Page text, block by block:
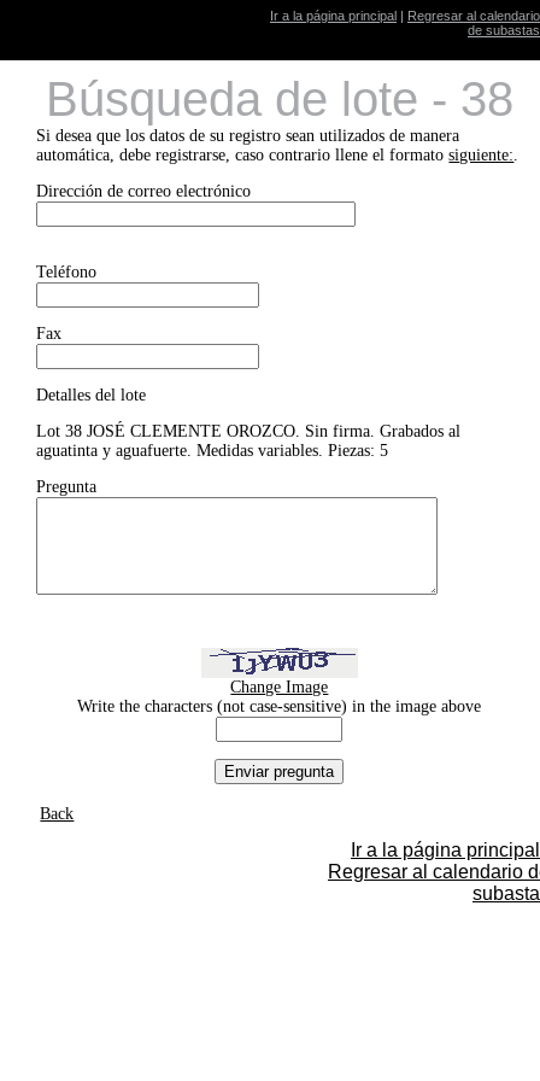
Ir a la página principal | Regresar al calendario
de subastas
Búsqueda de lote - 38
Si desea que los datos de su registro sean utilizados de manera
automática, debe registrarse, caso contrario llene el formatosiguiente:.
Dirección de correo electrónico
Teléfono
Fax
Detalles del lote
Lot 38 JOSÉ CLEMENTE OROZCO. Sin firma. Grabados al
aguatinta y aguafuerte. Medidas variables. Piezas: 5
Pregunta
Change Image
Write the characters (not case-sensitive) in the image above
Back
Ir a la página principal
Regresar al calendario